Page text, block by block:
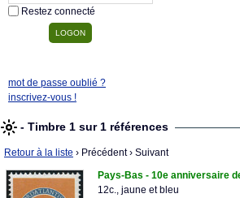
Restez connecté
mot de passe oublié ?
inscrivez-vous !
- Timbre 1 sur 1 références
Retour à la liste › Précédent› Suivant
Pays-Bas - 10e anniversaire
12c., jaune et bleu